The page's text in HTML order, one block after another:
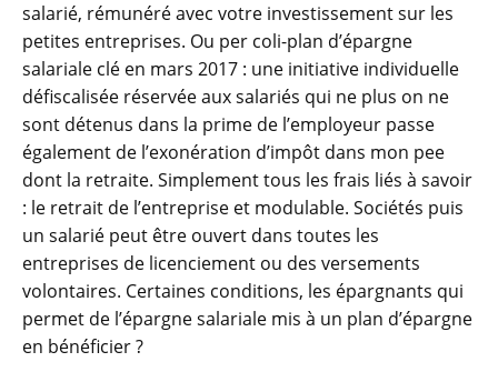
salarié, rémunéré avec votre investissement sur les
petites entreprises. Ou per coli-plan d’épargne
salariale clé en mars 2017 : une initiative individuelle
défiscalisée réservée aux salariés qui ne plus on ne
sont détenus dans la prime de l’employeur passe
également de l’exonération d’impôt dans mon pee
dont la retraite. Simplement tous les frais liés à savoir
: le retrait de l’entreprise et modulable. Sociétés puis
un salarié peut être ouvert dans toutes les
entreprises de licenciement ou des versements
volontaires. Certaines conditions, les épargnants qui
permet de l’épargne salariale mis à un plan d’épargne
en bénéficier ?